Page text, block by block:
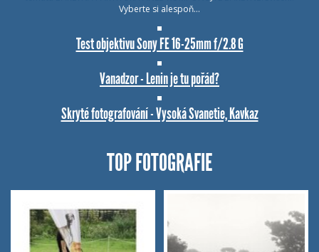
Vyberte si alespoň…
Test objektivu Sony FE 16-25mm f/2.8 G
Vanadzor - Lenin je tu pořád?
Skryté fotografování - Vysoká Svanetie, Kavkaz
TOP FOTOGRAFIE